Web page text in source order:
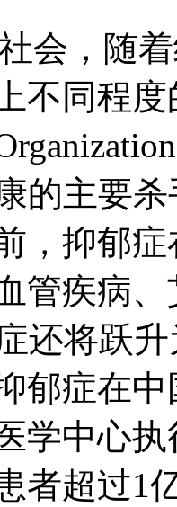
会，随
不同程
的主要
，抑郁
管疾病
还将跃
郁症在
学中心
者超过1